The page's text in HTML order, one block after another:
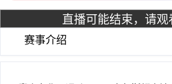
直播可能结束，请观
赛事介绍